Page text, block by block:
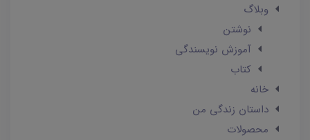
وبلاگ
نوشتن
آموزش نویسندگی
کتاب
خانه
داستان زندگی من
محصولات